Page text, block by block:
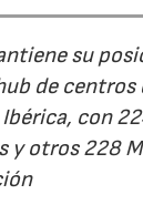
su
de centros
con
y otros 228